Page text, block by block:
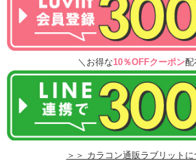
＼お得な10％OFFクーポン
＞＞ カラコン通販ラブリットに